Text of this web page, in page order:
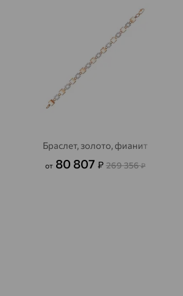
Браслет, золото, фианит
от 80 807 ₽ 269 356₽